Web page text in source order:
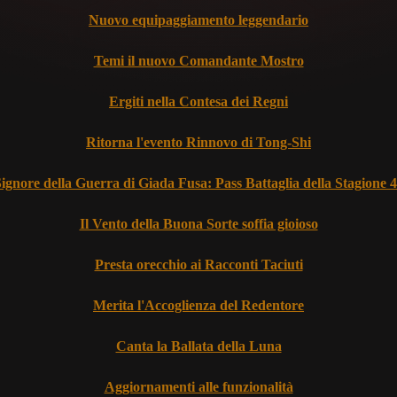
Nuovo equipaggiamento leggendario
Temi il nuovo Comandante Mostro
Ergiti nella Contesa dei Regni
Ritorna l'evento Rinnovo di Tong-Shi
della Guerra di Giada Fusa: Pass Battaglia della Stagione
Il Vento della Buona Sorte soffia gioioso
Presta orecchio ai Racconti Taciuti
Merita l'Accoglienza del Redentore
Canta la Ballata della Luna
Aggiornamenti alle funzionalità